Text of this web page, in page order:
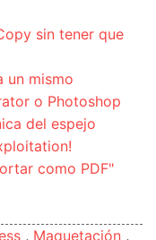
sin tener que
un mismo
o Photoshop
del espejo
como PDF"
, Maquetación ,